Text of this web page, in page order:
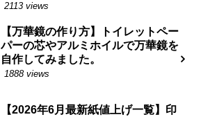
2113 views
【万華鏡の作り方】トイレットペー
パーの芯やアルミホイルで万華鏡を
自作してみました。
1888 views
【2026年6月最新紙値上げ一覧】印